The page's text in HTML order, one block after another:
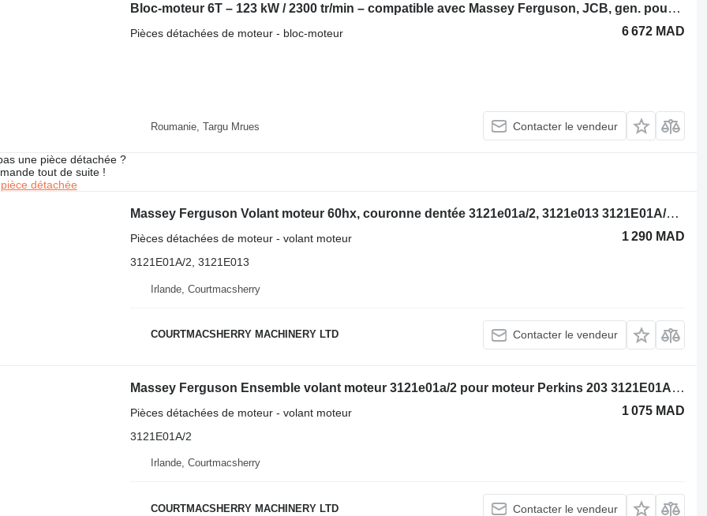
Bloc-moteur 6T – 123 kW / 2300 tr/min – compatible avec Massey Ferguson, JCB, gen. pour matériel de TP Massey Ferguson JCB
6 672 MAD
Pièces détachées de moteur - bloc-moteur
Roumanie, Targu Mrues Contacter le vendeur
une pièce détachée ?
tout de suite !
détachée
Massey Ferguson Volant moteur 60hx, couronne dentée 3121e01a/2, 3121e013 3121E01A/2 pour tractopelle Massey Ferguson 60hx
1 290 MAD
Pièces détachées de moteur - volant moteur
3121E01A/2, 3121E013
Irlande, Courtmacsherry
COURTMACSHERRY MACHINERY LTD Contacter le vendeur
Massey Ferguson Ensemble volant moteur 3121e01a/2 pour moteur Perkins 203 3121E01A/2 pour matériel de TP
1 075 MAD
Pièces détachées de moteur - volant moteur
3121E01A/2
Irlande, Courtmacsherry
COURTMACSHERRY MACHINERY LTD Contacter le vendeur